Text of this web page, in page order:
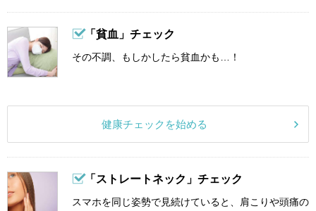
「貧血」チェック
その不調、もしかしたら貧血かも…！
健康チェックを始める
「ストレートネック」チェック
スマホを同じ姿勢で見続けていると、肩こりや頭痛の